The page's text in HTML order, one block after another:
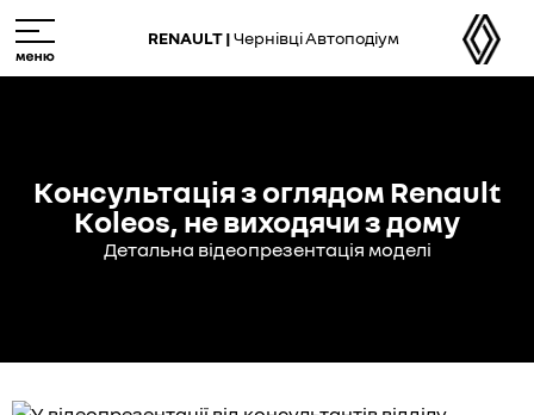
RENAULT |Чернівці Автоподіум
Консультація з оглядом Renault
Koleos, не виходячи з дому
Детальна відеопрезентація моделі